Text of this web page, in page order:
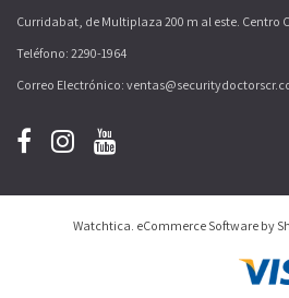
Curridabat, de Multiplaza 200 m al este. Centro
Teléfono: 2290-1964
Correo Electrónico:
Watchtica. eCommerce Software by